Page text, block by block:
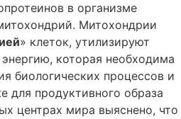
в организме
Митохондрии
» клеток, утилизируют
которая необходима
биологических процессов и
для продуктивного образа
центрах мира выяснено, что